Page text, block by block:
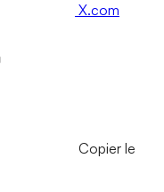
X.com
Copier le